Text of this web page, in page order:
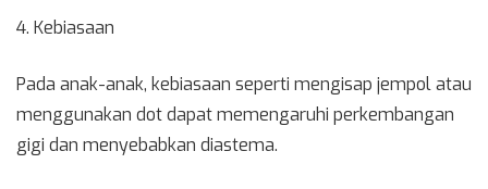
4. Kebiasaan
Pada anak-anak, kebiasaan seperti mengisap jempol atau
menggunakan dot dapat memengaruhi perkembangan
gigi dan menyebabkan diastema.